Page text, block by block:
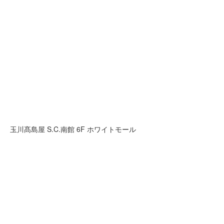
⽟川髙島屋 S.C.南館 6F ホワイトモール